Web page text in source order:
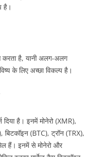
है।
करता है, यानी अलग-अलग
के लिए अच्छा विकल्प है।
है। इनमें मोनेरो (XMR),
बिटकॉइन (BTC), ट्रॉन (TRX),
हैं। इनमें से मोनेरो और